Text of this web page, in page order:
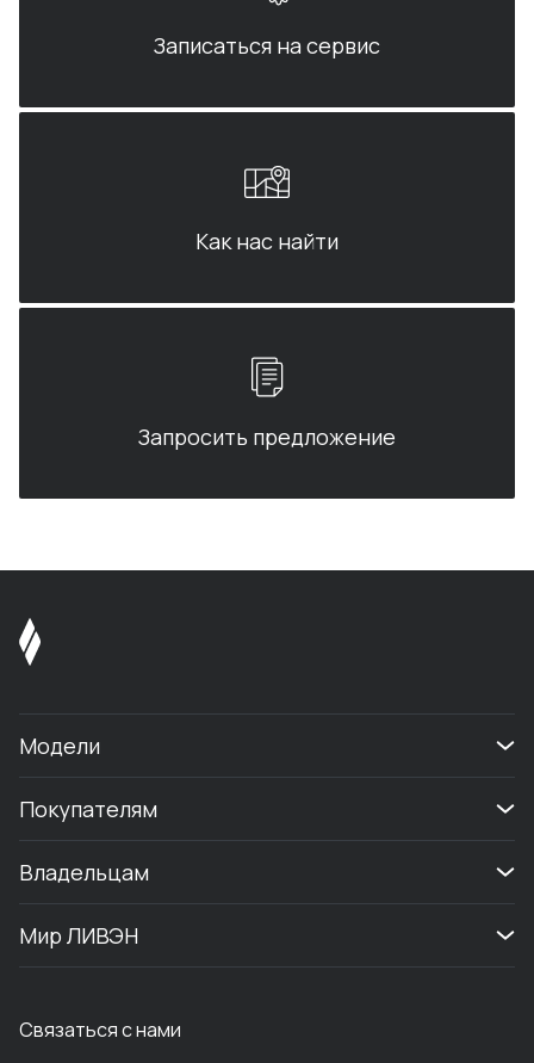
Записаться на сервис
Как нас найти
Запросить предложение
Модели
Покупателям
Владельцам
Мир ЛИВЭН
Связаться с нами